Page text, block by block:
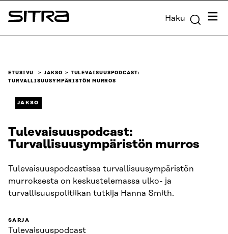
Siirry
suoraan
Sitra Haku
ETUSIVU JAKSO
TULEVAISUUSPODCAST:
TURVALLISUUSYMPÄRISTÖN MURROS
JAKSO
Tulevaisuuspodcast:
Turvallisuusympäristön murros
Tulevaisuuspodcastissa turvallisuusympäristön
murroksesta on keskustelemassa ulko- ja
turvallisuuspolitiikan tutkija Hanna Smith.
SARJA
Tulevaisuuspodcast